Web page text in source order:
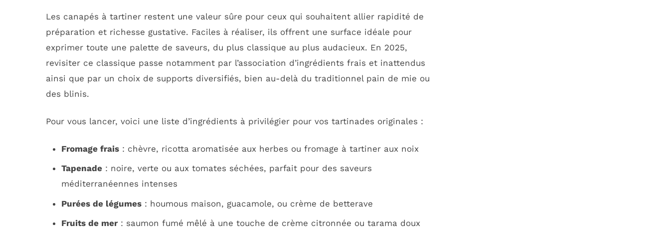
Les canapés à tartiner restent une valeur sûre pour ceux qui souhaitent allier rapidité de
préparation et richesse gustative. Faciles à réaliser, ils offrent une surface idéale pour
exprimer toute une palette de saveurs, du plus classique au plus audacieux. En 2025,
revisiter ce classique passe notamment par l’association d’ingrédients frais et inattendus
ainsi que par un choix de supports diversifiés, bien au-delà du traditionnel pain de mie ou
des blinis.
Pour vous lancer, voici une liste d’ingrédients à privilégier pour vos tartinades originales :
Fromage frais: chèvre, ricotta aromatisée aux herbes ou fromage à tartiner aux noix
Tapenade: noire, verte ou aux tomates séchées, parfait pour des saveurs
méditerranéennes intenses
Purées de légumes: houmous maison, guacamole, ou crème de betterave
Fruits de mer: saumon fumé mêlé à une touche de crème citronnée ou tarama doux